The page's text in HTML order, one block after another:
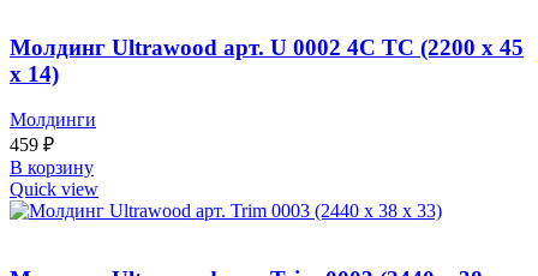
Молдинг Ultrawood арт. U 0002 4C TC (2200 х 45
х 14)
Молдинги
459 ₽
В корзину
Quick view